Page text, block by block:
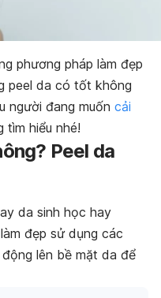
phương pháp làm đẹp
peel da có tốt không
người đang muốn cải
tìm hiểu nhé!
Peel da
da sinh học hay
đẹp sử dụng các
lên bề mặt da để